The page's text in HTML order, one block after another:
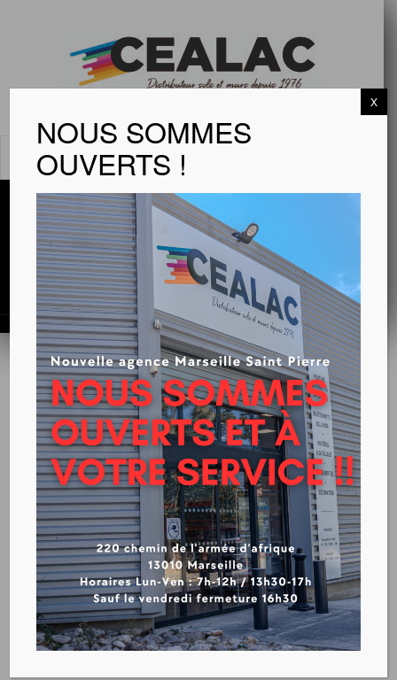
MENU
SMATCH CIMENTOLSUR
COMMANDE
Télécharger la fiche technique
NOUS SOMMES
OUVERTS !
X